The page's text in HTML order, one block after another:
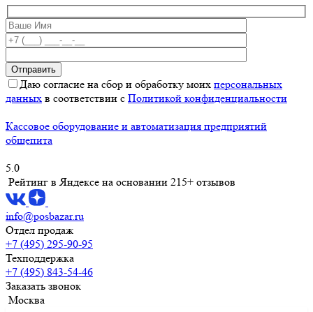
Даю согласие на сбор и обработку моих персональных
данных в соответствии с Политикой конфиденциальности
Кассовое оборудование и автоматизация предприятий
общепита
5.0
Рейтинг в Яндексе на основании 215+ отзывов
info@posbazar.ru
Отдел продаж
+7 (495) 295-90-95
Техподдержка
+7 (495) 843-54-46
Заказать звонок
Москва